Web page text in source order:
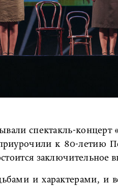
спектакль-
к 80-летию
заключительное
и характерами, и